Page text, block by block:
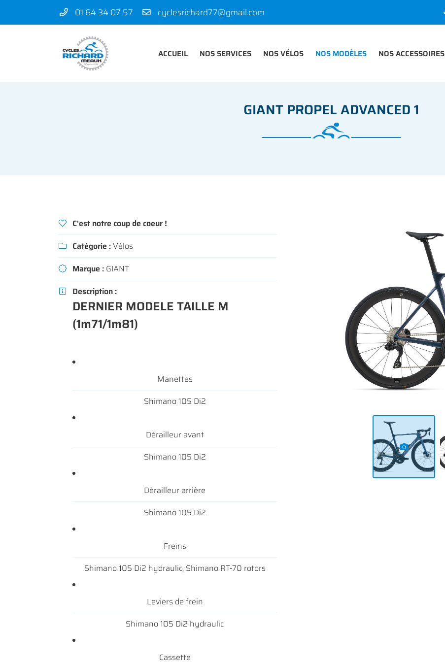
01 64 34 07 57
ACCUEIL NOS SERVICES NOS VÉLOS NOS MODÈLES NOS ACCESSOIRES
50 rue des Madeleines
77100 Mareuil-lès-Meaux
01 64 34 07 57
Recopier le code ci-contre
Rafraîchir le captcha
En cochant cette case, vous consentez à recevoir nos propositions commerciales à
le formulaire de désinscription
INSCRIPTION
GIANT PROPEL ADVANCED 1
 C'est notre coup de coeur !
 Catégorie :Vélos
 Marque : GIANT
 Description :
DERNIER MODELE TAILLE M
(1m71/1m81)
Manettes
Shimano 105 Di2
Dérailleur avant
Shimano 105 Di2
Dérailleur arrière
Shimano 105 Di2
Freins
Shimano 105 Di2 hydraulic, Shimano RT-70 rotors
Leviers de frein
Shimano 105 Di2 hydraulic
Cassette